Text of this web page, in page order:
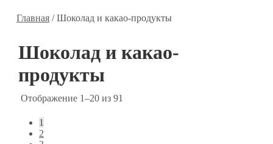
Главная /Шоколад и какао-продукты
Шоколад и какао-
продукты
Отображение 1–20 из 91
1
2